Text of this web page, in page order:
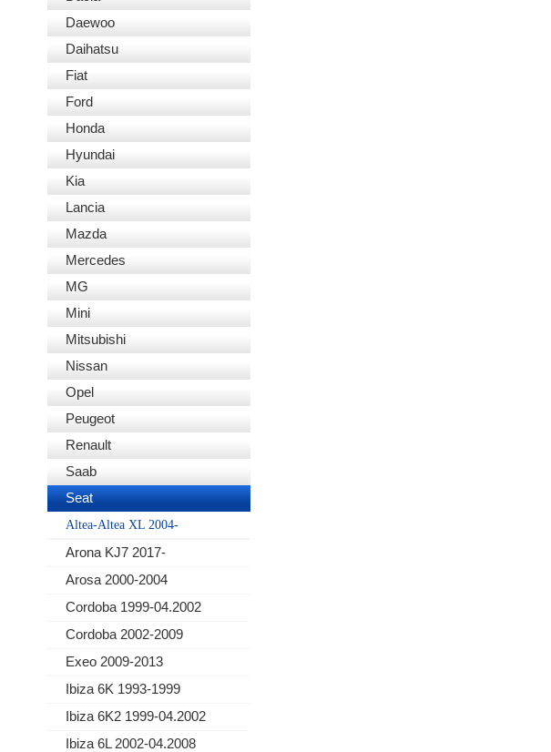
Daewoo
Daihatsu
Fiat
Ford
Honda
Hyundai
Kia
Lancia
Mazda
Mercedes
MG
Mini
Mitsubishi
Nissan
Opel
Peugeot
Renault
Saab
Seat
Altea-Altea XL 2004-
Arona KJ7 2017-
Arosa 2000-2004
Cordoba 1999-04.2002
Cordoba 2002-2009
Exeo 2009-2013
Ibiza 6K 1993-1999
Ibiza 6K2 1999-04.2002
Ibiza 6L 2002-04.2008